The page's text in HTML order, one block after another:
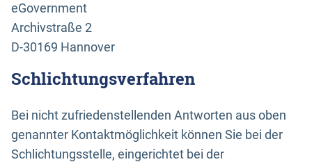
eGovernment
Archivstraße 2
D-30169 Hannover
Schlichtungsverfahren
Bei nicht zufriedenstellenden Antworten aus oben
genannter Kontaktmöglichkeit können Sie bei der
Schlichtungsstelle, eingerichtet bei der